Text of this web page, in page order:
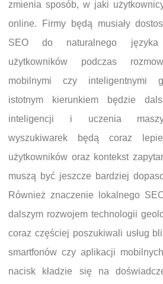
zmienia sposób, w jaki
online. Firmy będą musiały
SEO do naturalnego języka
użytkowników podczas
mobilnymi czy inteligentnymi
istotnym kierunkiem będzie
inteligencji i uczenia
wyszukiwarek będą coraz
użytkowników oraz kontekst
muszą być jeszcze bardziej
Również znaczenie lokalnego
dalszym rozwojem technologii
coraz częściej poszukiwali usług
smartfonów czy aplikacji
nacisk kładzie się na